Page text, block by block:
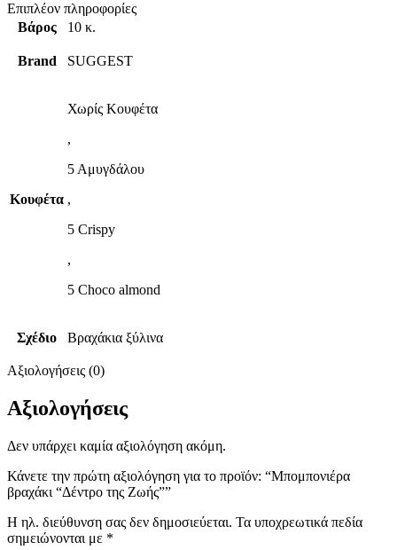
Επιπλέον πληροφορίες
Βάρος
10 κ.
Brand SUGGEST
Κουφέτα
Χωρίς Κουφέτα
,
5 Αμυγδάλου
,
5 Crispy
,
5 Choco almond
Σχέδιο Βραχάκια ξύλινα
Αξιολογήσεις (0)
Αξιολογήσεις
Δεν υπάρχει καμία αξιολόγηση ακόμη.
Κάνετε την πρώτη αξιολόγηση για το προϊόν: “Μπομπονιέρα
βραχάκι “Δέντρο της Ζωής””
Η ηλ. διεύθυνση σας δεν δημοσιεύεται. Τα υποχρεωτικά πεδία
σημειώνονται με *